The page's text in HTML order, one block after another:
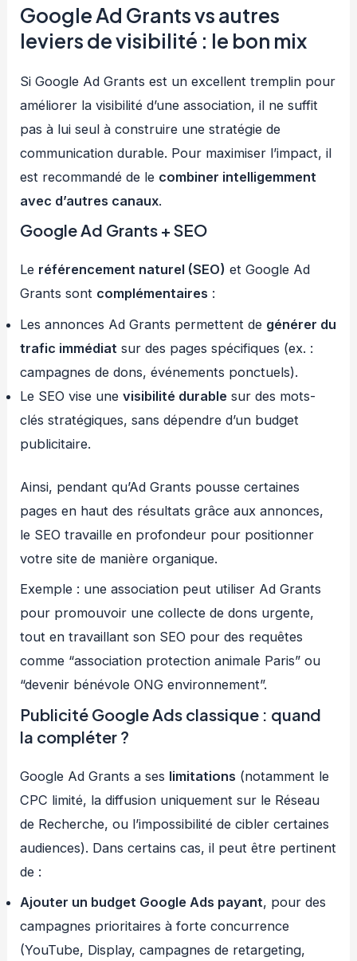
Google Ad Grants vs autres
leviers de visibilité : le bon mix
Si Google Ad Grants est un excellent tremplin pour
améliorer la visibilité d’une association, il ne suffit
pas à lui seul à construire une stratégie de
communication durable. Pour maximiser l’impact, il
est recommandé de le combiner intelligemment
avec d’autres canaux.
Google Ad Grants + SEO
Le référencement naturel (SEO) et Google Ad
Grants sont complémentaires :
Les annonces Ad Grants permettent de générer du
trafic immédiat sur des pages spécifiques (ex. :
campagnes de dons, événements ponctuels).
Le SEO vise unevisibilité durable sur des mots-
clés stratégiques, sans dépendre d’un budget
publicitaire.
Ainsi, pendant qu’Ad Grants pousse certaines
pages en haut des résultats grâce aux annonces,
le SEO travaille en profondeur pour positionner
votre site de manière organique.
Exemple : une association peut utiliser Ad Grants
pour promouvoir une collecte de dons urgente,
tout en travaillant son SEO pour des requêtes
comme “association protection animale Paris” ou
“devenir bénévole ONG environnement”.
Publicité Google Ads classique : quand
la compléter ?
Google Ad Grants a ses limitations (notamment le
CPC limité, la diffusion uniquement sur le Réseau
de Recherche, ou l’impossibilité de cibler certaines
audiences). Dans certains cas, il peut être pertinent
de :
Ajouter un budget Google Ads payant, pour des
campagnes prioritaires à forte concurrence
(YouTube, Display, campagnes de retargeting,